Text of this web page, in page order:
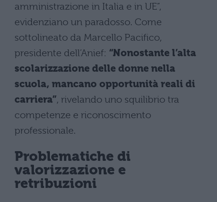
amministrazione in Italia e in UE”,
evidenziano un paradosso. Come
sottolineato da Marcello Pacifico,
presidente dell’Anief: “Nonostante l’alta
scolarizzazione delle donne nella
scuola, mancano opportunità reali di
carriera”, rivelando uno squilibrio tra
competenze e riconoscimento
professionale.
Problematiche di
valorizzazione e
retribuzioni